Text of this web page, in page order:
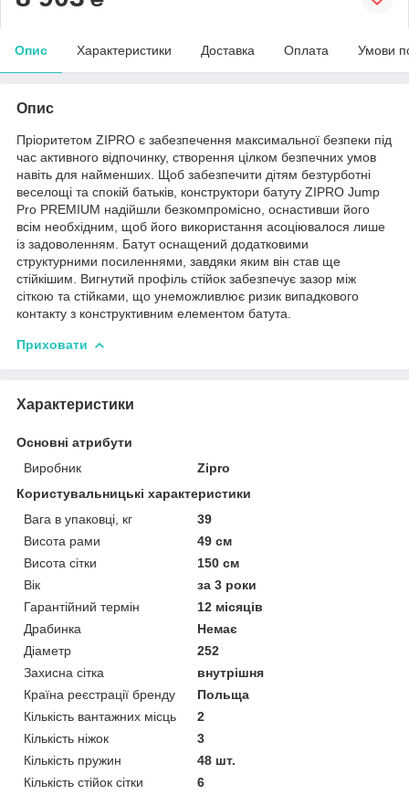
Опис Характеристики Доставка Оплата Умови
Опис
Пріоритетом ZIPRO є забезпечення максимальної безпеки під
час активного відпочинку, створення цілком безпечних умов
навіть для найменших. Щоб забезпечити дітям безтурботні
веселощі та спокій батьків, конструктори батуту ZIPRO Jump
Pro PREMIUM надійшли безкомпромісно, ​​оснастивши його
всім необхідним, щоб його використання асоціювалося лише
із задоволенням. Батут оснащений додатковими
структурними посиленнями, завдяки яким він став ще
стійкішим. Вигнутий профіль стійок забезпечує зазор між
сіткою та стійками, що унеможливлює ризик випадкового
контакту з конструктивним елементом батута.
Приховати
Характеристики
Основні атрибути
Виробник
Zipro
Користувальницькі характеристики
Вага в упаковці, кг
39
Висота рами
49 см
Висота сітки
150 см
Вік
за 3 роки
Гарантійний термін
12 місяців
Драбинка
Немає
Діаметр
252
Захисна сітка
внутрішня
Країна реєстрації бренду
Польща
Кількість вантажних місць
2
Кількість ніжок
3
Кількість пружин
48 шт.
Кількість стійок сітки
6